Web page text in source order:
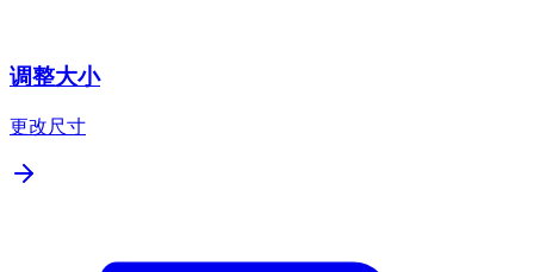
调整大小
更改尺寸